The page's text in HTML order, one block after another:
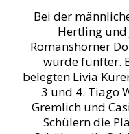
Bei der
Hertling und
Romanshorner
wurde fünfter.
belegten Livia
3 und 4. Tiago
Gremlich und
Schülern die